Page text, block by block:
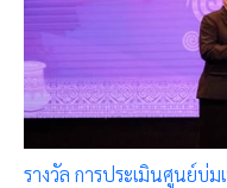
รางวัล การประเมินศูนย์บ่